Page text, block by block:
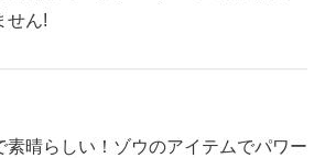
せん!
素晴らしい！ゾウのアイテムでパワー